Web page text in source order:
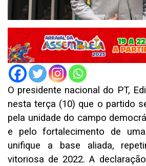
O presidente nacional do PT,
nesta terça (10) que o partido
pela unidade do campo
e pelo fortalecimento de
unifique a base aliada,
vitoriosa de 2022. A